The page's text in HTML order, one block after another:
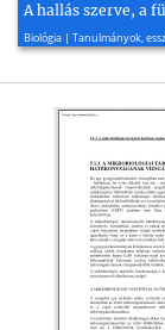
A hallás szerve, a
Biológia | Tanulmányok,
2003, 6 oldal